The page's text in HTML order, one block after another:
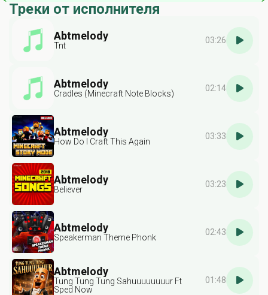
Треки от исполнителя
Abtmelody
Tnt
03:26
Abtmelody
Cradles (Minecraft Note Blocks)
02:14
Abtmelody
How Do I Craft This Again
03:33
Abtmelody
Believer
03:23
Abtmelody
Speakerman Theme Phonk
02:43
Abtmelody
Tung Tung Tung Sahuuuuuuuur Ft
Sped Now
01:48